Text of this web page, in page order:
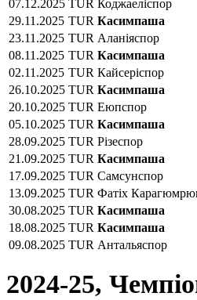
07.12.2025 TUR Коджаеліспор
29.11.2025 TUR Касимпаша
23.11.2025 TUR Аланіяспор
08.11.2025 TUR Касимпаша
02.11.2025 TUR Кайсеріспор
26.10.2025 TUR Касимпаша
20.10.2025 TUR Eюпспор
05.10.2025 TUR Касимпаша
28.09.2025 TUR Різеспор
21.09.2025 TUR Касимпаша
17.09.2025 TUR Самсунспор
13.09.2025 TUR Фатіх
30.08.2025 TUR Касимпаша
18.08.2025 TUR Касимпаша
09.08.2025 TUR Антальяспор
2024-25,